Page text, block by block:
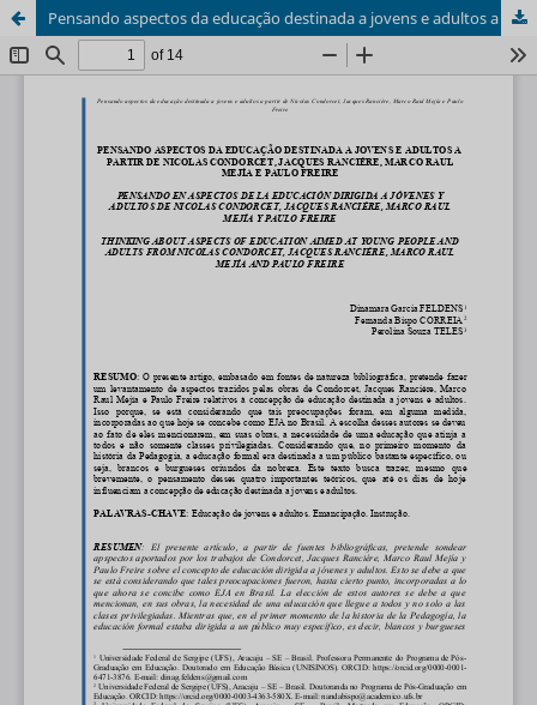
Pensando aspectos da educação destinada a jovens e adultos a partir de Nicolas Condorcet, Jacques Ranciére, Marco Raul Mejía e Paulo Freire